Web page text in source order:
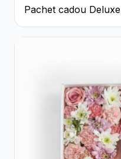
Pachet cadou Deluxe